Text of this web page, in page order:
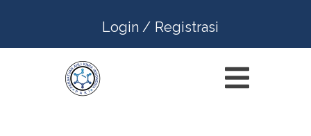
Login / Registrasi